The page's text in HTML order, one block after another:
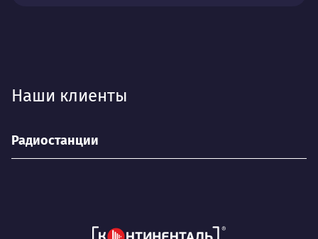
Наши клиенты
Радиостанции